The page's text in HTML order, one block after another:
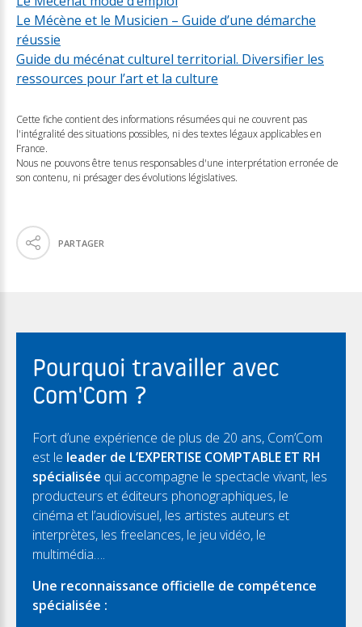
Le Mécène et le Musicien – Guide d’une démarche
réussie
Guide du mécénat culturel territorial. Diversifier les
ressources pour l’art et la culture
Cette fiche contient des informations résumées qui ne couvrent pas
l'intégralité des situations possibles, ni des textes légaux applicables en
France.
Nous ne pouvons être tenus responsables d'une interprétation erronée de
son contenu, ni présager des évolutions législatives.
PARTAGER
Pourquoi travailler avec
Com'Com ?
Fort d’une expérience de plus de 20 ans, Com’Com
est le leader de L’EXPERTISE COMPTABLE ET RH
spécialisée qui accompagne le spectacle vivant, les
producteurs et éditeurs phonographiques, le
cinéma et l’audiovisuel, les artistes auteurs et
interprètes, les freelances, le jeu vidéo, le
multimédia….
Une reconnaissance officielle de compétence
spécialisée :